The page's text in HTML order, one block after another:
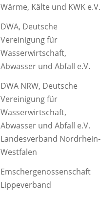
Wärme, Kälte und KWK e.V.
DWA, Deutsche
Vereinigung für
Wasserwirtschaft,
Abwasser und Abfall e.V.
DWA NRW, Deutsche
Vereinigung für
Wasserwirtschaft,
Abwasser und Abfall e.V.
Landesverband Nordrhein-
Westfalen
Emschergenossenschaft
Lippeverband